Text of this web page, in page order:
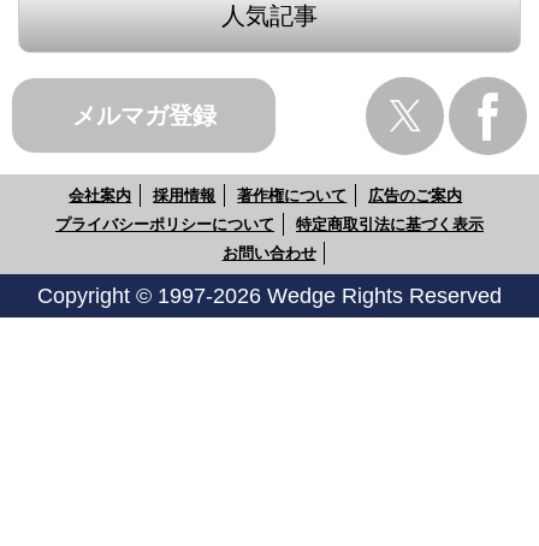
人気記事
メルマガ登録
会社案内 採用情報 著作権について
広告のご案内
プライバシーポリシーについて
特定商取引法に基づく表示
お問い合わせ
Copyright © 1997-2026 Wedge Rights Reserved